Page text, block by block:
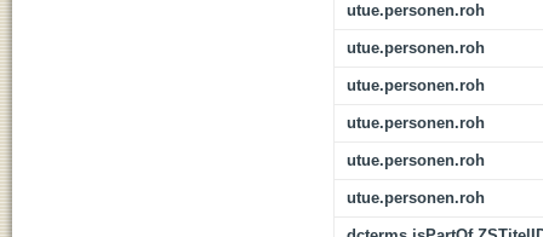
utue.personen.roh
utue.personen.roh
utue.personen.roh
utue.personen.roh
utue.personen.roh
utue.personen.roh